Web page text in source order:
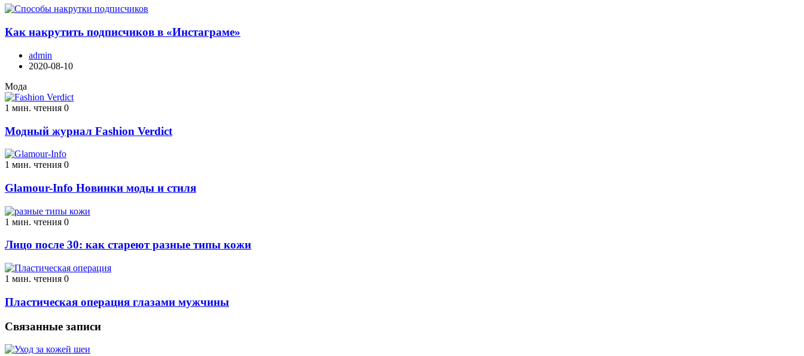
Как накрутить подписчиков в «Инстаграме»
admin
2020-08-10
Мода
1 мин. чтения 0
Модный журнал Fashion Verdict
1 мин. чтения 0
Glamour-Info Новинки моды и стиля
1 мин. чтения 0
Лицо после 30: как стареют разные типы кожи
1 мин. чтения 0
Пластическая операция глазами мужчины
Связанные записи